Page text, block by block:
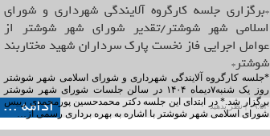
*برگزاری جلسه کارگروه آلایندگی شهرداری و شورای
اسلامی شهر شوشتر/تقدیر شورای شهر شوشتر از
عوامل اجرایی فاز نخست پارک سرداران شهید مختاربند
شوشتر*
*جلسه کارگروه آلایندگی شهرداری و شورای اسلامی شهر شوشتر
روز یک شنبه۷دیماه ۱۴۰۴ در سالن جلسات شورای شهر شوشتر
برگزار شد.* در ابتدای این جلسه دکتر محمدحسین پورمحمدی رییس
شورای اسلامی شهر شوشتر با اشاره به بهره برداری رسمی از…
نظر بدهید ادامه ...